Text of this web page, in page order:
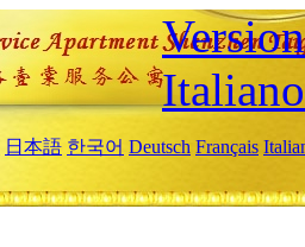
Italiano
日本語 한국어 Deutsch Français